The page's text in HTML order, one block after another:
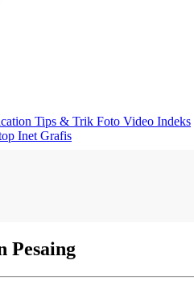
Tips & Trik Foto Video Indeks
Inet Grafis
Pesaing